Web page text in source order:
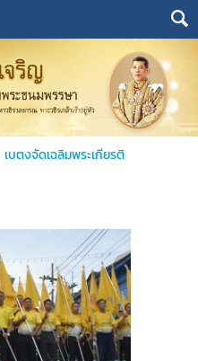
เบตงจัดเฉลิมพระเกียรติ